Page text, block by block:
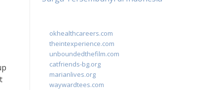
okhealthcareers.com
theintexperience.com
unboundedthefilm.com
catfriends-bg.org
marianlives.org
waywardtees.com